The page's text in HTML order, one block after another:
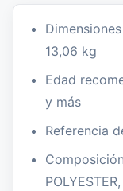
13,06 kg
Edad
y más
Referencia